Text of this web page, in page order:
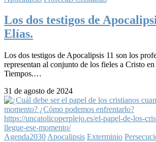
Los dos testigos de
Elías.
Los dos testigos de Apocalipsis 11 son los
representan al conjunto de los fieles a Cristo
Tiempos.…
31 de agosto de 2024
Agenda2030 Apocalipsis Exterminio